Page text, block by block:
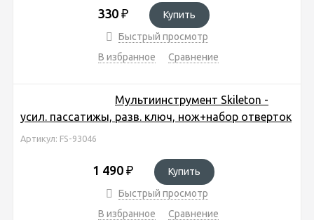
330 ₽
Купить
Быстрый просмотр
В избранное
Сравнение
Мультиинструмент Skileton -
усил. пассатижы, разв. ключ, нож+набор отверток
Артикул: FS-93046
1 490 ₽
Купить
Быстрый просмотр
В избранное
Сравнение